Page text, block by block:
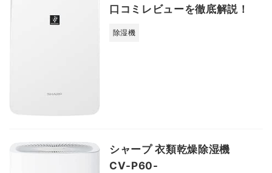
口コミレビューを徹底解説！
除湿機
シャープ 衣類乾燥除湿機
CV-P60-